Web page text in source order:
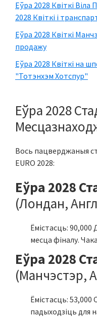
Еўра 2028 Квіткі Віла
2028 Квіткі і
Еўра 2028 Квіткі
продажу
Еўра 2028 Квіткі на
"Тотэнхэм Хотспур"
Еўра 2028
Вось пацверджаныя
EURO 2028:
Еўра 2028
(Лондан,
Ёмістасць: 90,000
месца фіналу.
Еўра 2028
(Манчэстэр,
Ёмістасць: 53,000
падыходзіць для